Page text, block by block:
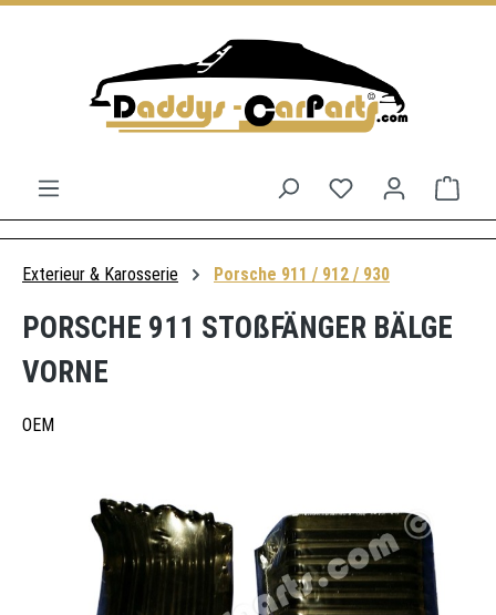
Du hast 0
Exterieur & Karosserie Porsche 911 / 912 / 930
PORSCHE 911 STOßFÄNGER BÄLGE
VORNE
OEM